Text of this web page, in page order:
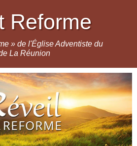
Reforme
» de l'Église Adventiste du
La Réunion